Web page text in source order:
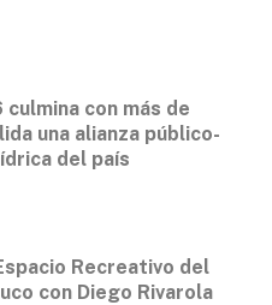
con más de
una alianza público-
del país
Recreativo del
con Diego Rivarola